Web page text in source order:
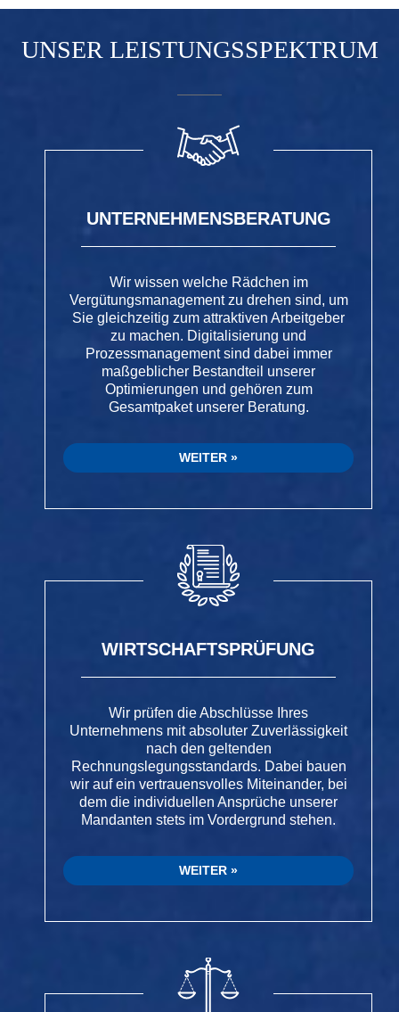
UNSER LEISTUNGSSPEKTRUM
UNTERNEHMENSBERATUNG
Wir wissen welche Rädchen im
Vergütungsmanagement zu drehen sind, um
Sie gleichzeitig zum attraktiven Arbeitgeber
zu machen. Digitalisierung und
Prozessmanagement sind dabei immer
maßgeblicher Bestandteil unserer
Optimierungen und gehören zum
Gesamtpaket unserer Beratung.
WEITER
WIRTSCHAFTSPRÜFUNG
Wir prüfen die Abschlüsse Ihres
Unternehmens mit absoluter Zuverlässigkeit
nach den geltenden
Rechnungslegungsstandards. Dabei bauen
wir auf ein vertrauensvolles Miteinander, bei
dem die individuellen Ansprüche unserer
Mandanten stets im Vordergrund stehen.
WEITER